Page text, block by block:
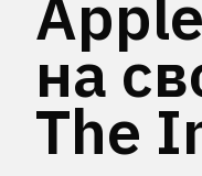
на
The